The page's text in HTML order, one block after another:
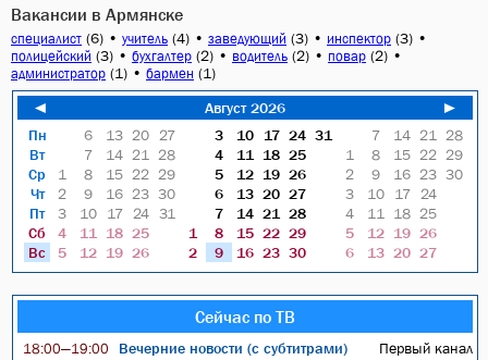
Вакансии в Армянске
специалист (6) • учитель (4) • заведующий (3) • инспектор (3) •
полицейский (3) • бухгалтер (2) • водитель (2) • повар (2) •
администратор (1) • бармен (1)
◄
Август 2026
►
Пн
Вт
Ср
Чт
Пт
Сб
Вс
6 13 20
27
7
14 21
28
1
8 15 22 29
2
9 16 23 30
3
10 17 24 31
4
11 18 25
5
12 19 26
3 10 17 24 31
4
11 18 25
5
12 19 26
6
13 20 27
7
14 21
28
1
8 15 22 29
2
9 16 23 30
7 14 21
28
1
8 15 22 29
2
9 16 23 30
3
10 17
24
4
11 18 25
5
12 19 26
6
13 20 27
Сейчас по ТВ
18:00—19:00 Вечерние новости (с субтитрами) Первый канал